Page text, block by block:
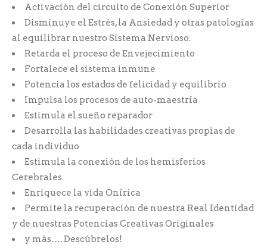
Activación del circuito de Conexión Superior
Disminuye el Estrés, la Ansiedad y otras patologías
al equilibrar nuestro Sistema Nervioso.
Retarda el proceso de Envejecimiento
Fortalece el sistema inmune
Potencia los estados de felicidad y equilibrio
Impulsa los procesos de auto-maestría
Estimula el sueño reparador
Desarrolla las habilidades creativas propias de
cada individuo
Estimula la conexión de los hemisferios
Cerebrales
Enriquece la vida Onírica
Permite la recuperación de nuestra Real Identidad
y de nuestras Potencias Creativas Originales
y más…. Descúbrelos!